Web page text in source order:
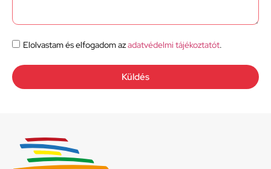
Elolvastam és elfogadom azadatvédelmi tájékoztatót.
Küldés